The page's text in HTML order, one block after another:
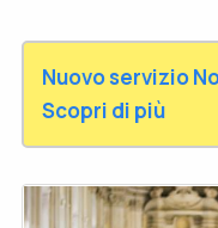
Nuovo servizio
Scopri di più